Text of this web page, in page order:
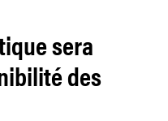
sera
des